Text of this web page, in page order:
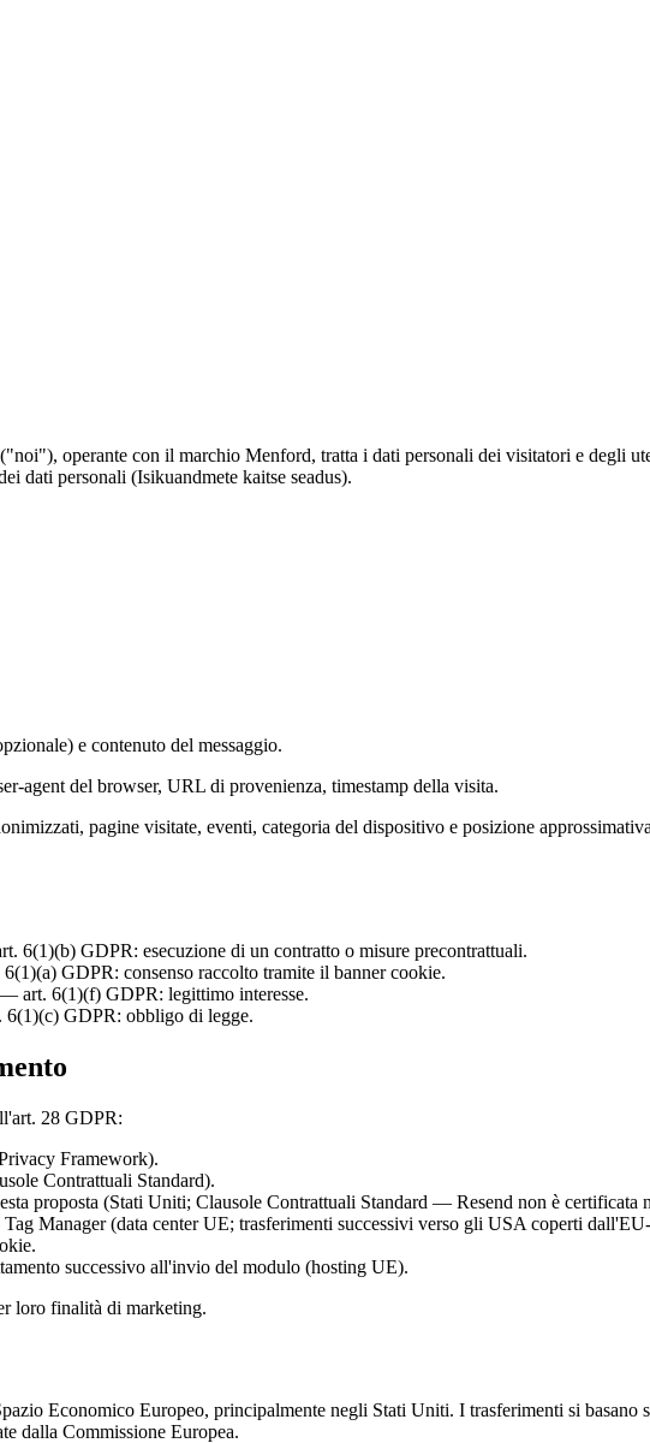
operante con il marchio Menford, tratta i dati personali dei visitatori e degli
dati personali (Isikuandmete kaitse seadus).
e contenuto del messaggio.
agent del browser, URL di provenienza, timestamp della visita.
pagine visitate, eventi, categoria del dispositivo e posizione
6(1)(b) GDPR: esecuzione di un contratto o misure precontrattuali.
GDPR: consenso raccolto tramite il banner cookie.
art. 6(1)(f) GDPR: legittimo interesse.
GDPR: obbligo di legge.
28 GDPR:
Framework).
Contrattuali Standard).
proposta (Stati Uniti; Clausole Contrattuali Standard — Resend non è
Manager (data center UE; trasferimenti successivi verso gli USA coperti
successivo all'invio del modulo (hosting UE).
loro finalità di marketing.
Economico Europeo, principalmente negli Stati Uniti. I trasferimenti si
dalla Commissione Europea.